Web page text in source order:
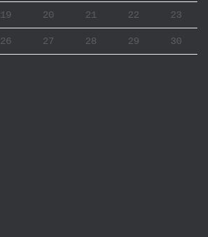
19 20 21 22 23
26 27 28 29 30